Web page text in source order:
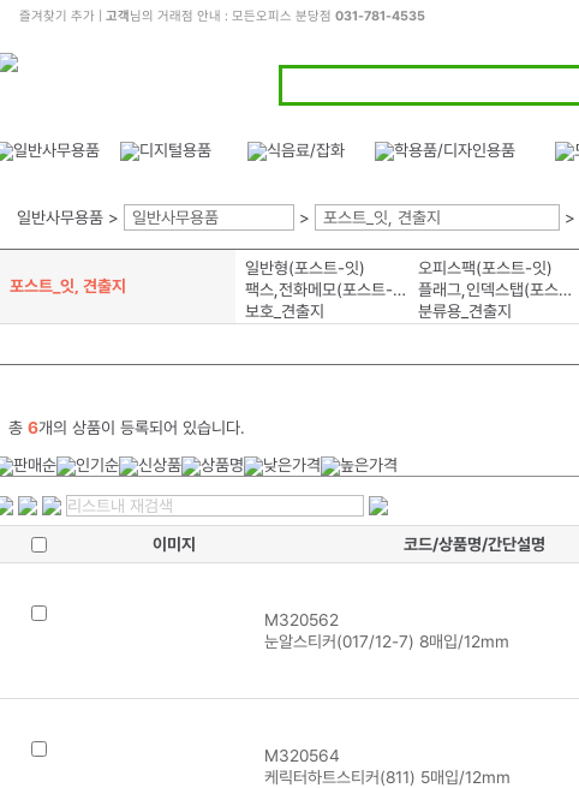
즐겨찾기 추가| 고객님의 거래점 안내 : 모든오피스 분당점 031-781-4535
일반사무용품 > 일반사무용품 > 포스트_잇, 견출지 >
포스트_잇, 견출지
일반형(포스트-잇) 오피스팩(포스트-잇)
팩스,전화메모(포스트-잇)
플래그,인덱스탭(포스트-잇)
보호_견출지
분류용_견출지
총 6개의 상품이 등록되어 있습니다.
이미지
코드/상품명/간단설명
M320562
눈알스티커(017/12-7) 8매입/12mm
M320564
케릭터하트스티커(811) 5매입/12mm